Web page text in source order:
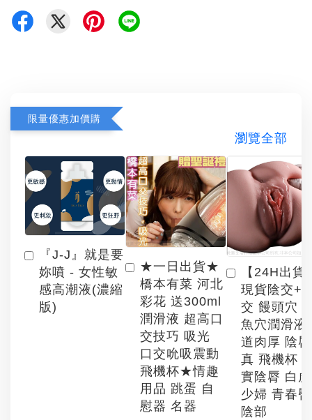
限量優惠加價購
瀏覽全部
『J-J』就是要
妳噴 - 女性敏
感高潮液(濃縮
版)
★一日出貨★
橋本有菜 河北
彩花 送300ml
潤滑液 超高口
交技巧 吸光
口交吮吸震動
飛機杯★情趣
用品 跳蛋 自
慰器 名器
【24H出貨
現貨陰交+
交 饅頭穴
魚穴潤滑液
道肉厚 陰
真 飛機杯
實陰脣 白
少婦 青春臀
陰部